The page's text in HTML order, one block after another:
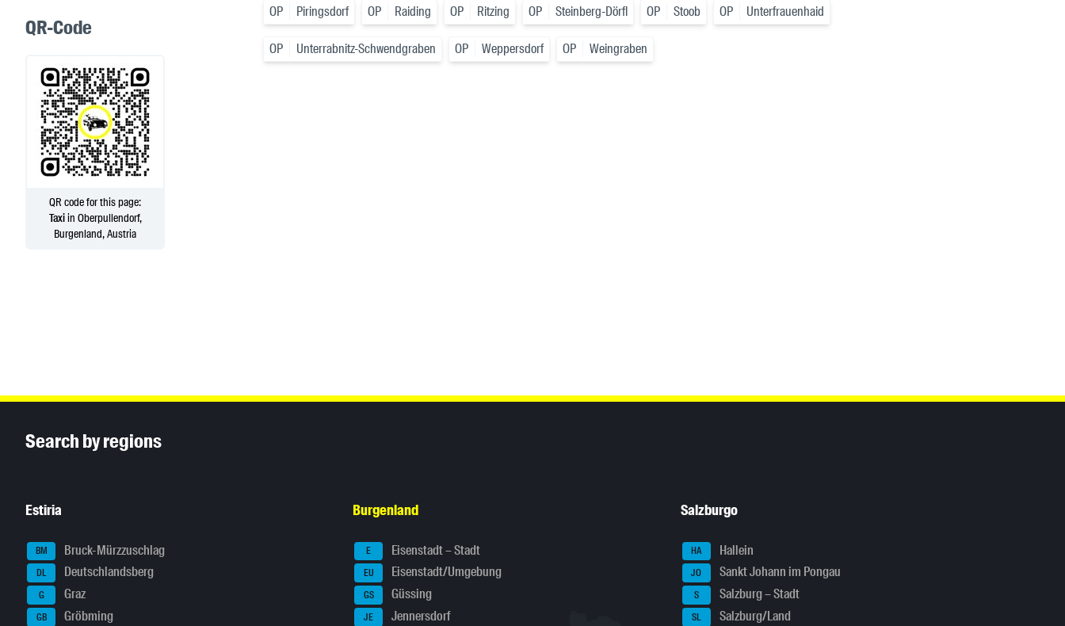
QR-Code
QR code for this page:
Taxiin Oberpullendorf,
Burgenland, Austria
OP Piringsdorf OP Raiding OP Ritzing OP Steinberg-Dörfl OP Stoob OP Unterfrauenhaid
OP Unterrabnitz-Schwendgraben OP Weppersdorf OP Weingraben
Search by regions
Estiria
BM Bruck-Mürzzuschlag
DL Deutschlandsberg
G Graz
GB Gröbming
Burgenland
E Eisenstadt – Stadt
EU Eisenstadt/Umgebung
GS Güssing
JE Jennersdorf
Salzburgo
HA Hallein
JO Sankt Johann im Pongau
S Salzburg – Stadt
SL Salzburg/Land